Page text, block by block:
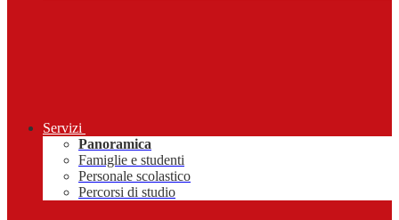
Servizi
Panoramica
Famiglie e studenti
Personale scolastico
Percorsi di studio